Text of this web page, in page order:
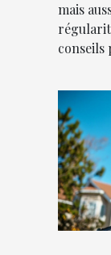
mais
conseils